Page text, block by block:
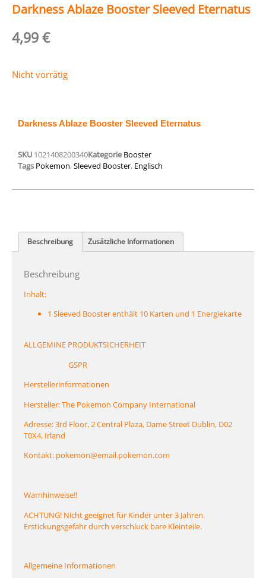
Darkness Ablaze Booster Sleeved Eternatus
4,99€
Nicht vorrätig
Darkness Ablaze Booster Sleeved Eternatus
SKU 1021408200340Kategorie Booster
Tags Pokemon,Sleeved Booster, Englisch
Beschreibung Zusätzliche Informationen
Beschreibung
Inhalt:
1 Sleeved Booster enthält 10 Karten und 1 Energiekarte
ALLGEMINE PRODUKTSICHERHEIT
GSPR
Herstellerinformationen
Hersteller: The Pokemon Company International
Adresse: 3rd Floor, 2 Central Plaza, Dame Street Dublin, D02
T0X4, Irland
Kontakt: pokemon@email.pokemon.com
Warnhinweise!!
ACHTUNG! Nicht geeignet für Kinder unter 3 Jahren.
Erstickungsgefahr durch verschluck bare Kleinteile.
Allgemeine Informationen